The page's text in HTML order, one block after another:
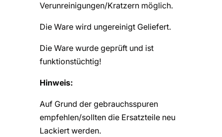
Verunreinigungen/Kratzern möglich.
Die Ware wird ungereinigt Geliefert.
Die Ware wurde geprüft und ist
funktionstüchtig!
Hinweis:
Auf Grund der gebrauchsspuren
empfehlen/sollten die Ersatzteile neu
Lackiert werden.